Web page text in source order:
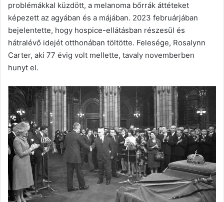
problémákkal küzdött, a melanoma bőrrák áttéteket
képezett az agyában és a májában. 2023 februárjában
bejelentette, hogy hospice-ellátásban részesül és
hátralévő idejét otthonában töltötte. Felesége, Rosalynn
Carter, aki 77 évig volt mellette, tavaly novemberben
hunyt el.